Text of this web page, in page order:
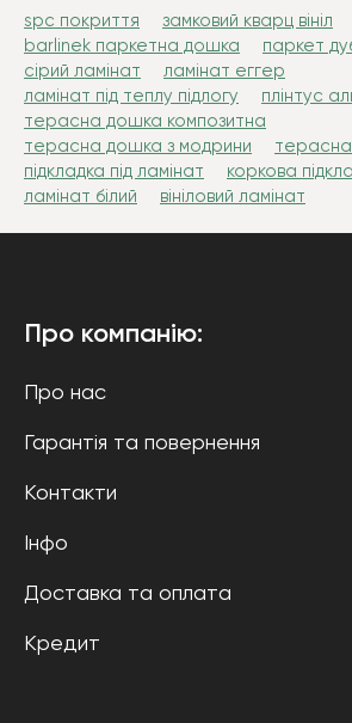
spc покриття замковий кварц вініл
barlinek паркетна дошка
паркет
сірий ламінат
ламінат еггер
ламінат під теплу підлогу
плінтус
терасна дошка композитна
терасна дошка з модрини
підкладка під ламінат
коркова
ламінат білий
вініловий ламінат
Про компанію:
Про нас
Гарантія та повернення
Контакти
Інфо
Доставка та оплата
Кредит